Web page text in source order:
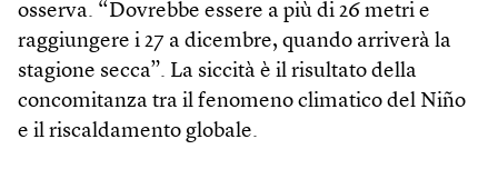
osserva. “Dovrebbe essere a più di 26 metri e
raggiungere i 27 a dicembre, quando arriverà la
stagione secca”. La siccità è il risultato della
concomitanza tra il fenomeno climatico del Niño
e il riscaldamento globale.